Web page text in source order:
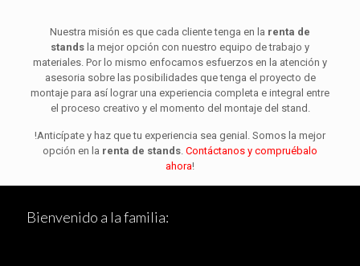
Nuestra misión es que cada cliente tenga en la renta de
stands la mejor opción con nuestro equipo de trabajo y
materiales. Por lo mismo enfocamos esfuerzos en la atención y
asesoria sobre las posibilidades que tenga el proyecto de
montaje para así lograr una experiencia completa e integral entre
el proceso creativo y el momento del montaje del stand.
!Anticípate y haz que tu experiencia sea genial. Somos la mejor
opción en la renta de stands. Contáctanos y compruébalo
ahora!
Bienvenido a la familia: